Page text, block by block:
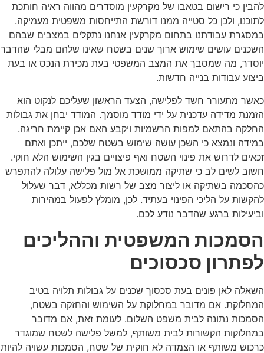
להבין כי רישום בטאבו של מקרקעין מוסדרים מהווה ראיה חותכת
לתוכנו, ולכן כל סטייה ממנו דורשת התייחסות משפטית מעמיקה.
במסגרת עבודתנו בתחום מקרקעין אנחנו נתקלים במצבים שבהם
השכנים עושים שימוש ארוך שנים בשטח שאינו שלהם מבלי שהדבר
יוסדר, מה שמסבך את המצב המשפטי בעת מכירת הנכס או בעת
ביצוע עבודות בנייה חדשות.
כאשר מתעורר חשד לפלישה, הצעד הראשון שעליכם לנקוט הוא
הזמנת מדידה עדכנית על ידי מודד מוסמך. המודד יבחן את גבולות
החלקה בהתאם למפות הרשמיות ויקבע האם אכן קיימת חריגה.
במידה ונמצא כי השכן עושה שימוש בשטח שלכם, ייתכן ואתם
זכאים לדרוש את פינוי השטח ואף פיצויים בגין השימוש הלא חוקי.
חשוב לשים לב כי שתיקה ממושכת אל מול פלישה עלולה להתפרש
כהסכמה בשתיקה או ליצור מצב של רשות מכללא, דבר שעלול
להקשות על הליכי הפינוי בעתיד. לכן, מומלץ לפעול במהירות
וביעילות ברגע שהדבר נודע לכם.
הסמכות המשפטית וההליכים
לפתרון סכסוכים
השאלה לאן פונים בעת סכסוך שכנים על גבולות תלויה בטיב
המחלוקת. אם מדובר במחלוקת על השימוש והחזקה בשטח,
הסמכות נתונה לבית משפט השלום. לעומת זאת, אם מדובר
במחלוקות הקשורות לבית משותף, למשל פלישה לשטח שמוגדר
כרכוש משותף או הצמדה לא חוקית של שטח, הסמכות עשויה להיות